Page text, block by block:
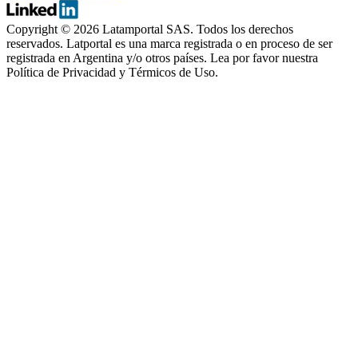
Copyright © 2026 Latamportal SAS. Todos los derechos
reservados. Latportal es una marca registrada o en proceso de ser
registrada en Argentina y/o otros países. Lea por favor nuestra
Política de Privacidad y Térmicos de Uso.